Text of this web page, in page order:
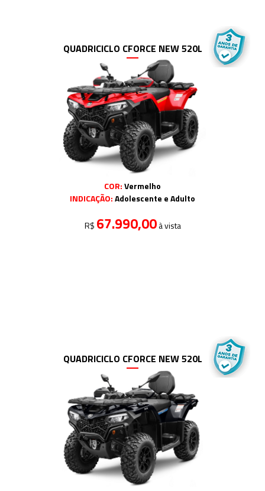
QUADRICICLO CFORCE NEW 520L
COR:Vermelho
INDICAÇÃO:Adolescente e Adulto
R$ 67.990,00à vista
QUADRICICLO CFORCE NEW 520L